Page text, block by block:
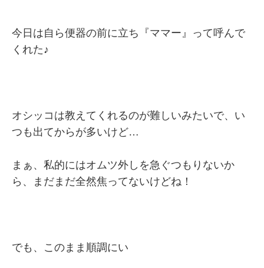
今日は自ら便器の前に立ち『ママー』って呼んで
くれた♪
オシッコは教えてくれるのが難しいみたいで、い
つも出てからが多いけど…
まぁ、私的にはオムツ外しを急ぐつもりないか
ら、まだまだ全然焦ってないけどね！
でも、このまま順調にい